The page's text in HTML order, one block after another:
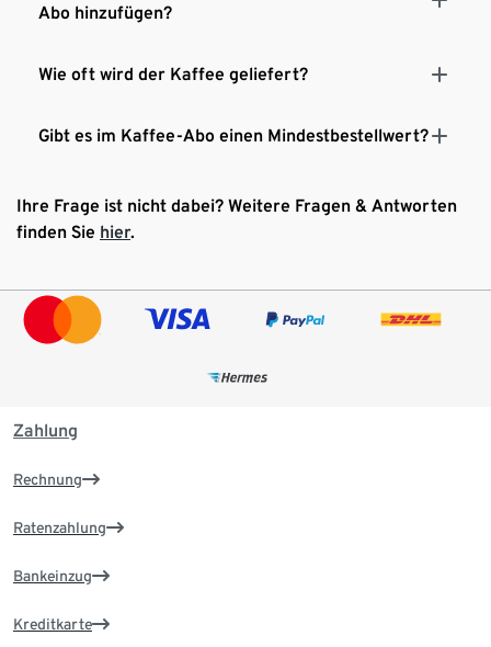
Abo hinzufügen?
Wie oft wird der Kaffee geliefert?
Gibt es im Kaffee-Abo einen Mindestbestellwert?
Ihre Frage ist nicht dabei? Weitere Fragen & Antworten
finden Sie hier.
Zahlung
Rechnung
Ratenzahlung
Bankeinzug
Kreditkarte